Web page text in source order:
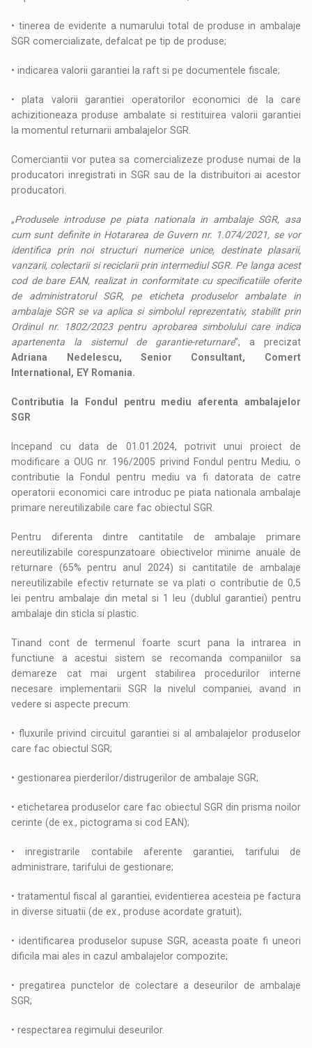
• tinerea de evidente a numarului total de produse in ambalaje
SGR comercializate, defalcat pe tip de produse;
• indicarea valorii garantiei la raft si pe documentele fiscale;
• plata valorii garantiei operatorilor economici de la care
achizitioneaza produse ambalate si restituirea valorii garantiei
la momentul returnarii ambalajelor SGR.
Comerciantii vor putea sa comercializeze produse numai de la
producatori inregistrati in SGR sau de la distribuitori ai acestor
producatori.
„Produsele introduse pe piata nationala in ambalaje SGR, asa
cum sunt definite in Hotararea de Guvern nr. 1.074/2021, se vor
identifica prin noi structuri numerice unice, destinate plasarii,
vanzarii, colectarii si reciclarii prin intermediul SGR. Pe langa acest
cod de bare EAN, realizat in conformitate cu specificatiile oferite
de administratorul SGR, pe eticheta produselor ambalate in
ambalaje SGR se va aplica si simbolul reprezentativ, stabilit prin
Ordinul nr. 1802/2023 pentru aprobarea simbolului care indica
apartenenta la sistemul de garantie-returnare”, a precizat
Adriana Nedelescu, Senior Consultant, Comert
International, EY Romania.
Contributia la Fondul pentru mediu aferenta ambalajelor
SGR
Incepand cu data de 01.01.2024, potrivit unui proiect de
modificare a OUG nr. 196/2005 privind Fondul pentru Mediu, o
contributie la Fondul pentru mediu va fi datorata de catre
operatorii economici care introduc pe piata nationala ambalaje
primare nereutilizabile care fac obiectul SGR.
Pentru diferenta dintre cantitatile de ambalaje primare
nereutilizabile corespunzatoare obiectivelor minime anuale de
returnare (65% pentru anul 2024) si cantitatile de ambalaje
nereutilizabile efectiv returnate se va plati o contributie de 0,5
lei pentru ambalaje din metal si 1 leu (dublul garantiei) pentru
ambalaje din sticla si plastic.
Tinand cont de termenul foarte scurt pana la intrarea in
functiune a acestui sistem se recomanda companiilor sa
demareze cat mai urgent stabilirea procedurilor interne
necesare implementarii SGR la nivelul companiei, avand in
vedere si aspecte precum:
• fluxurile privind circuitul garantiei si al ambalajelor produselor
care fac obiectul SGR;
• gestionarea pierderilor/distrugerilor de ambalaje SGR;
• etichetarea produselor care fac obiectul SGR din prisma noilor
cerinte (de ex., pictograma si cod EAN);
• inregistrarile contabile aferente garantiei, tarifului de
administrare, tarifului de gestionare;
• tratamentul fiscal al garantiei, evidentierea acesteia pe factura
in diverse situatii (de ex., produse acordate gratuit);
• identificarea produselor supuse SGR, aceasta poate fi uneori
dificila mai ales in cazul ambalajelor compozite;
• pregatirea punctelor de colectare a deseurilor de ambalaje
SGR;
• respectarea regimului deseurilor.